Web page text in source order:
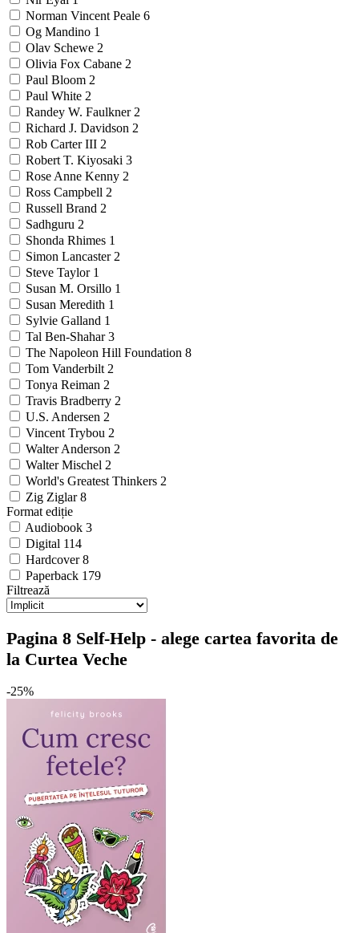
Norman Vincent Peale 6
Og Mandino 1
Olav Schewe 2
Olivia Fox Cabane 2
Paul Bloom 2
Paul White 2
Randey W. Faulkner 2
Richard J. Davidson 2
Rob Carter III 2
Robert T. Kiyosaki 3
Rose Anne Kenny 2
Ross Campbell 2
Russell Brand 2
Sadhguru 2
Shonda Rhimes 1
Simon Lancaster 2
Steve Taylor 1
Susan M. Orsillo 1
Susan Meredith 1
Sylvie Galland 1
Tal Ben-Shahar3
The Napoleon Hill Foundation 8
Tom Vanderbilt 2
Tonya Reiman 2
Travis Bradberry 2
U.S. Andersen 2
Vincent Trybou 2
Walter Anderson 2
Walter Mischel 2
World's Greatest Thinkers 2
Zig Ziglar8
Format ediție
Audiobook 3
Digital 114
Hardcover8
Paperback 179
Filtrează
Pagina 8 Self-Help - alege cartea favorita de
la Curtea Veche
-25%